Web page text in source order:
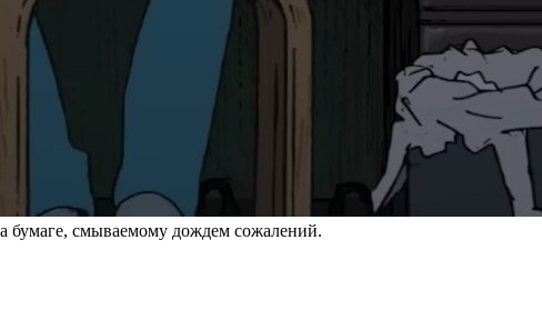
бумаге, смываемому дождем сожалений.